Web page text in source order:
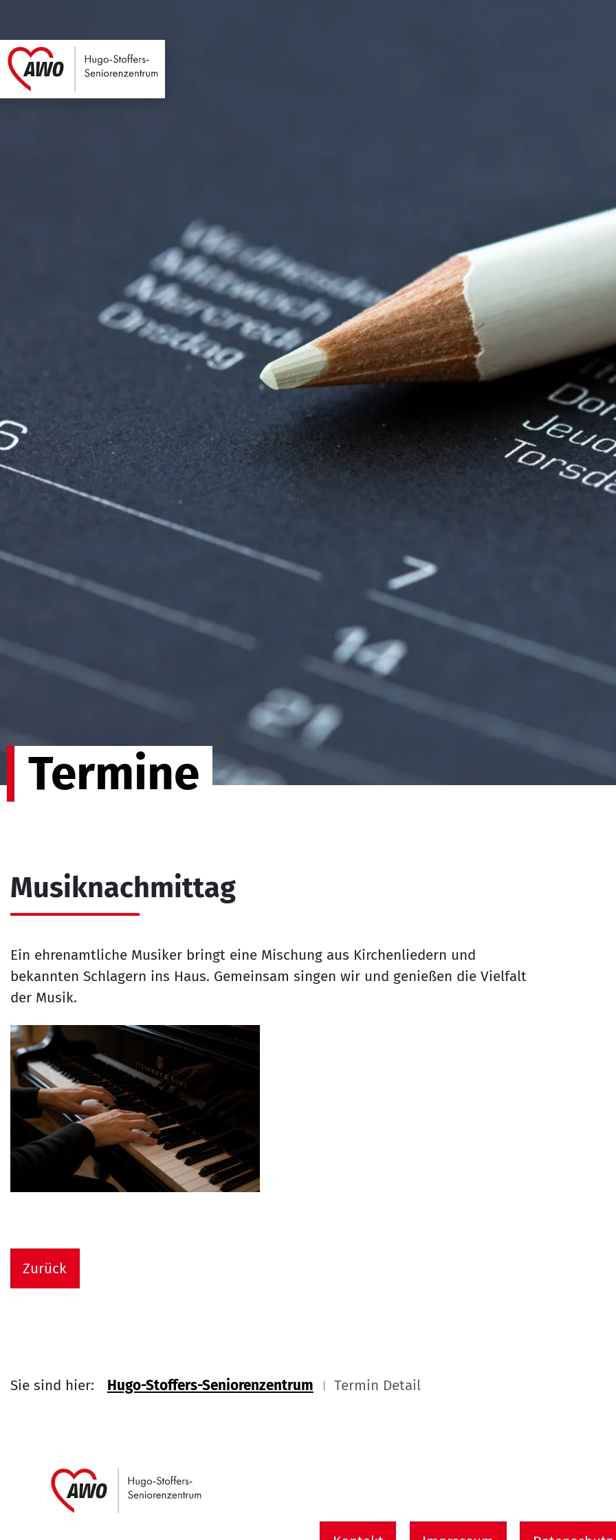
Termine
Musiknachmittag
Ein ehrenamtliche Musiker bringt eine Mischung aus Kirchenliedern und
bekannten Schlagern ins Haus. Gemeinsam singen wir und genießen die Vielfalt
der Musik.
Zurück
Sie sind hier: Hugo-Stoffers-Seniorenzentrum Termin Detail